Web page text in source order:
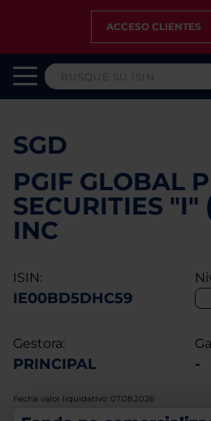
ACCESO CLIENTES
SGD
PGIF GLOBAL
SECURITIES "I"
INC
ISIN:
IE00BD5DHC59
Gestora:
PRINCIPAL -
Fecha valor liquidativo: 07.08.2026